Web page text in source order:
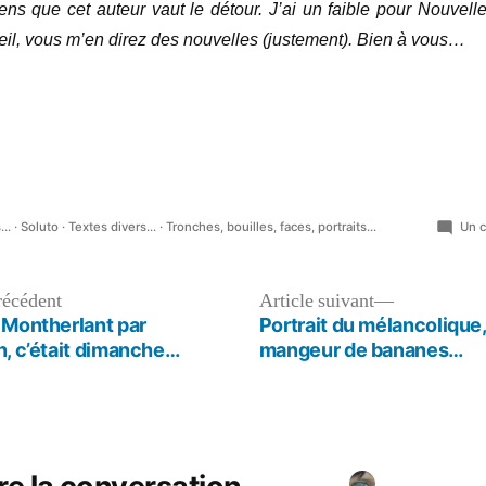
que cet auteur vaut le détour. J’ai un faible pour
vous m’en direz des nouvelles (justement). Bien à vous…
· Soluto· Textes divers... · Tronches, bouilles, faces, portraits... Un
Article
précédent :
par
c’était dimanche…
Article suivant
Article
suivant :
Portrait du
mangeur de bananes…